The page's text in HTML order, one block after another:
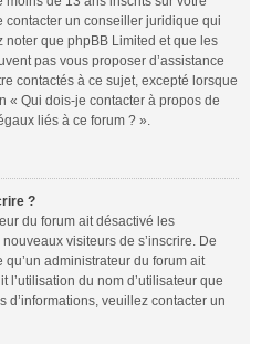
contacter un conseiller juridique qui
noter que phpBB Limited et que les
pas vous proposer d’assistance
contactés à ce sujet, excepté lorsque
« Qui dois-je contacter à propos de
liés à ce forum ? ».
?
du forum ait désactivé les
visiteurs de s’inscrire. De
administrateur du forum ait
l’utilisation du nom d’utilisateur que
d’informations, veuillez contacter un